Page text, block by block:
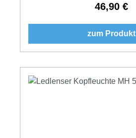
Regulärer
46,90 €
zum Produkt